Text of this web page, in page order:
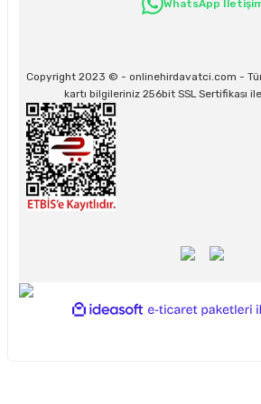
Kargo ve teslimat süreçleriyle ilgili tüm sorularınız
Kargo İle İlgili sorunlarınız için
yazabilirsiniz
WhatsApp
Copyright 2023 © - onlinehirdavatci.com - Tüm
kartı bilgileriniz 256bit SSL Sertifikası
ideasoft
e-